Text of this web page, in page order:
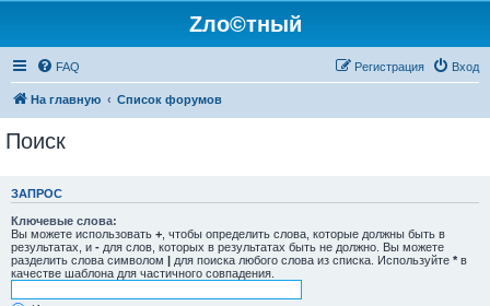
Zло©тный
FAQ Вход
Регистрация
На главную Список форумов
Поиск
ЗАПРОС
Ключевые слова:
Вы можете использовать + , чтобы определить слова, которые должны быть в
результатах, и - для слов, которых в результатах быть не должно. Вы можете
разделить слова символом | для поиска любого слова из списка. Используйте * в
качестве шаблона для частичного совпадения.